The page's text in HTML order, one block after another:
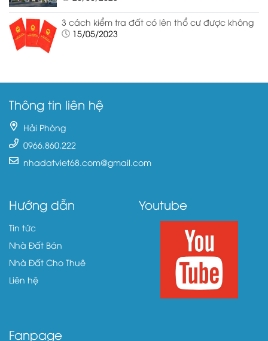
3 cách kiểm tra đất có lên thổ cư được không
15/05/2023
Thông tin liên hệ
Hải Phòng
0966.860.222
nhadatviet68.com@gmail.com
Hướng dẫn
Tin tức
Nhà Đất Bán
Nhà Đất Cho Thuê
Liên hệ
Youtube
Fanpage